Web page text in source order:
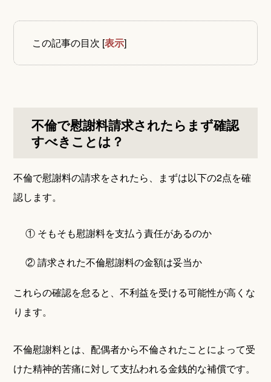
この記事の目次 [表示]
不倫で慰謝料請求されたらまず確認
すべきことは？
不倫で慰謝料の請求をされたら、まずは以下の2点を確
認します。
① そもそも慰謝料を支払う責任があるのか
② 請求された不倫慰謝料の金額は妥当か
これらの確認を怠ると、不利益を受ける可能性が高くな
ります。
不倫慰謝料とは、配偶者から不倫されたことによって受
けた精神的苦痛に対して支払われる金銭的な補償です。